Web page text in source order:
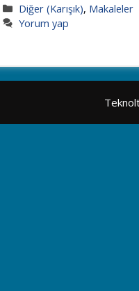
Kategoriler
Diğer (Karışık), Makaleler
Yorum yap